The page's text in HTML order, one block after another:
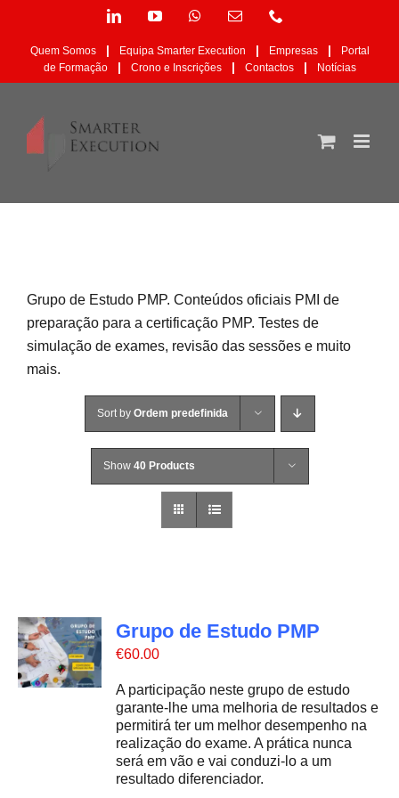
content
LinkedInYouTubeWhatsAppEmail
mas
não
publicado)
Quem Somos | Equipa Smarter Execution | Empresas |
Portal
de Formação
| Crono e Inscrições | Contactos | Notícias
Grupo de Estudo PMP. Conteúdos oficiais PMI de
preparação para a certificação PMP. Testes de
simulação de exames, revisão das sessões e muito
mais.
Sort by Ordem predefinida
Show 40 Products
Grupo de Estudo PMP
€60.00
A participação neste grupo de estudo
garante-lhe uma melhoria de resultados e
permitirá ter um melhor desempenho na
realização do exame. A prática nunca
será em vão e vai conduzi-lo a um
resultado diferenciador.